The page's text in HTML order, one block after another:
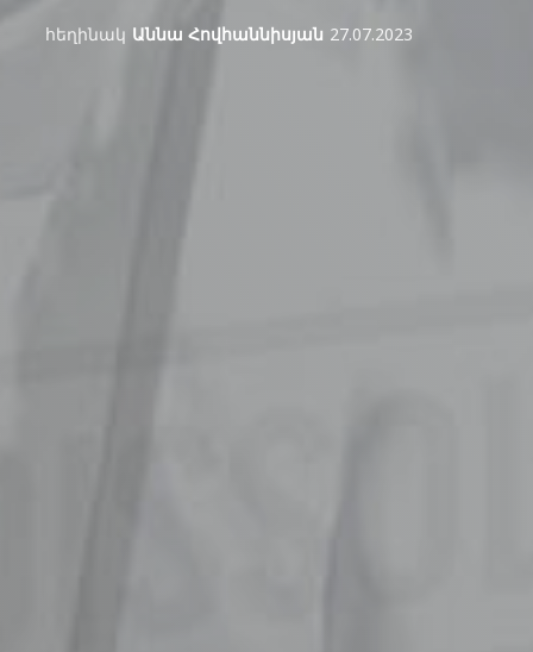
հեղինակ Աննա Հովհաննիսյան 27.07.2023